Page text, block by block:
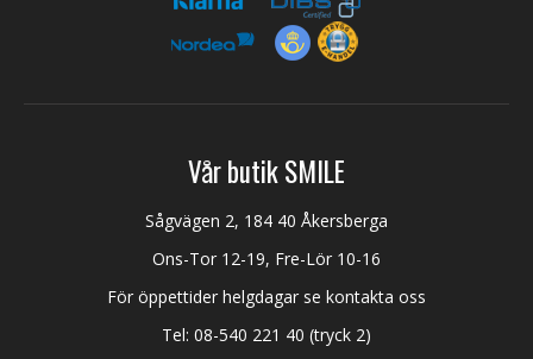
Vår butik SMILE
Sågvägen 2, 184 40 Åkersberga
Ons-Tor 12-19, Fre-Lör 10-16
För öppettider helgdagar se kontakta oss
Tel: 08-540 221 40 (tryck 2)